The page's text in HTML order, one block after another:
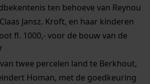
ten behoeve van Reynou
Jansz. Kroft, en haar kinderen
fl. 1000,- voor de bouw van de
twee percelen land te Berkhout,
Homan, met de goedkeuring